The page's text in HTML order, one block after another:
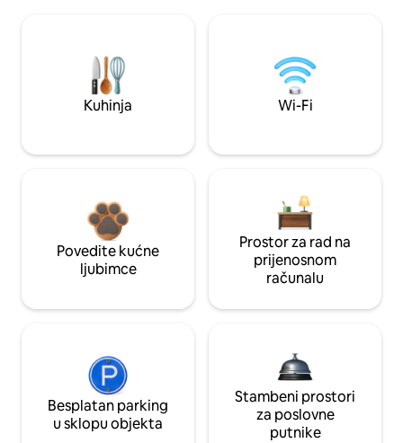
Kuhinja Wi-Fi
Povedite kućne
ljubimce
Prostor za rad na
prijenosnom
računalu
Besplatan parking
u sklopu objekta
Stambeni prostori
za poslovne
putnike